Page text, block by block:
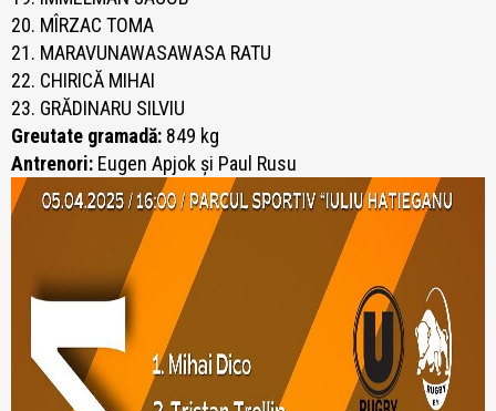
20. MÎRZAC TOMA
21. MARAVUNAWASAWASA RATU
22. CHIRICĂ MIHAI
23. GRĂDINARU SILVIU
Greutate gramadă: 849 kg
Antrenori: Eugen Apjok și Paul Rusu